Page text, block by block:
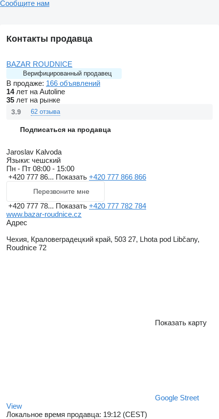
Сообщите нам
Контакты продавца
BAZAR ROUDNICE
Верифицированный продавец
В продаже: 166 объявлений
14лет на Autoline
35 лет на рынке
3.9 62 отзыва
Подписаться на продавца
Jaroslav Kalvoda
Языки: чешский
Пн - Пт 08:00 - 15:00
+420 777 86... Показать +420 777 866 866
Перезвоните мне
+420 777 78... Показать +420 777 782 784
www.bazar-roudnice.cz
Адрес
Чехия, Краловеградецкий край, 503 27, Lhota pod Libčany,
Roudnice 72
Показать карту
Google Street
View
Локальное время продавца: 19:12 (CEST)